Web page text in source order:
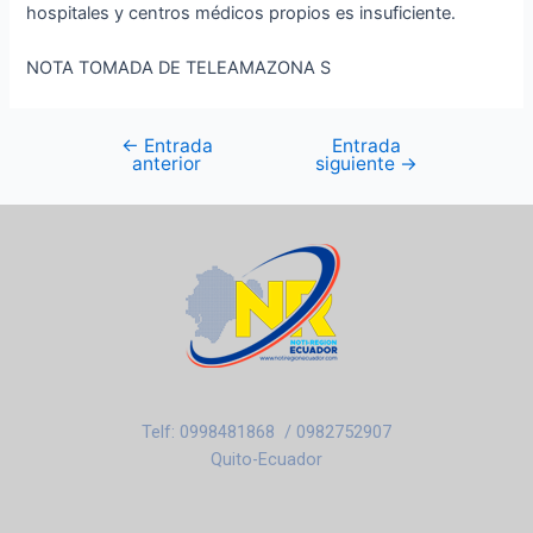
hospitales y centros médicos propios es insuficiente.
NOTA TOMADA DE TELEAMAZONA S
← Entrada
anterior
Entrada
siguiente →
Telf: 0998481868 / 0982752907
Quito-Ecuador